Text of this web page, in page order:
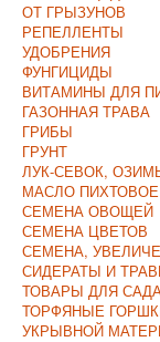
Контакты
О компании
Прайс/
Скидки
ОТ ГРЫЗУНОВ
РЕПЕЛЛЕНТЫ
УДОБРЕНИЯ
ФУНГИЦИДЫ
ВИТАМИНЫ ДЛЯ
ГАЗОННАЯ ТРАВА
ГРИБЫ
ГРУНТ
ЛУК-СЕВОК,
МАСЛО ПИХТОВОЕ
СЕМЕНА ОВОЩЕЙ
СЕМЕНА ЦВЕТОВ
СЕМЕНА,
СИДЕРАТЫ И
ТОВАРЫ ДЛЯ
ТОРФЯНЫЕ
УКРЫВНОЙ